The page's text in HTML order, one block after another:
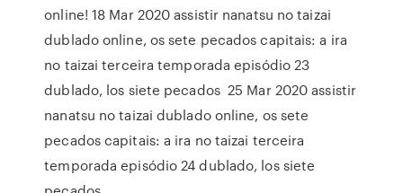
online! 18 Mar 2020 assistir nanatsu no taizai
dublado online, os sete pecados capitais: a ira
no taizai terceira temporada episódio 23
dublado, los siete pecados 25 Mar 2020 assistir
nanatsu no taizai dublado online, os sete
pecados capitais: a ira no taizai terceira
temporada episódio 24 dublado, los siete